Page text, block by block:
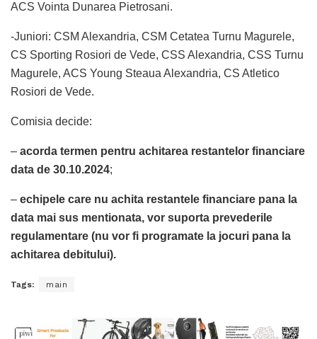
ACS Vointa Dunarea Pietrosani.
-Juniori: CSM Alexandria, CSM Cetatea Turnu Magurele,
CS Sporting Rosiori de Vede, CSS Alexandria, CSS Turnu
Magurele, ACS Young Steaua Alexandria, CS Atletico
Rosiori de Vede.
Comisia decide:
– acorda termen pentru achitarea restantelor financiare
data de 30.10.2024;
– echipele care nu achita restantele financiare pana la
data mai sus mentionata, vor suporta prevederile
regulamentare (nu vor fi programate la jocuri pana la
achitarea debitului).
Tags: main